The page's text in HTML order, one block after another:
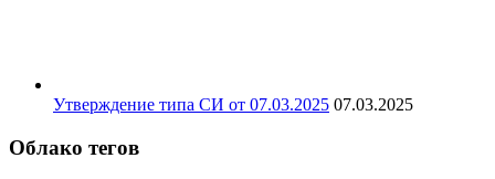
Утверждение типа СИ от 07.03.2025 07.03.2025
Облако тегов